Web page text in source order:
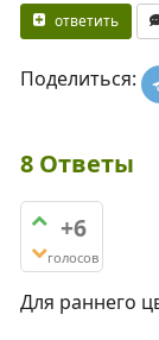
ответить
Поделиться:
8 Ответы
+6
голосов
Для раннего